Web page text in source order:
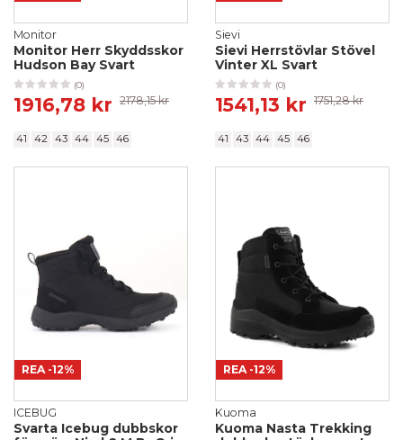
Monitor
Monitor Herr Skyddsskor
Hudson Bay Svart
(0)
1916,78 kr 2178,15 kr
41 42 43 44 45 46
Sievi
Sievi Herrstövlar Stövel
Vinter XL Svart
(0)
1541,13 kr 1751,28 kr
41 43 44 45 46
REA -12%
ICEBUG
Svarta Icebug dubbskor
REA -12%
Kuoma
Kuoma Nasta Trekking